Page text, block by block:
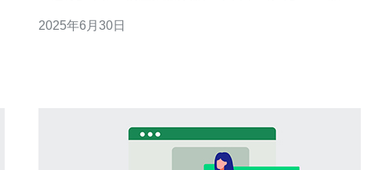
来西亚的VPS服务商，帮助您选择最适合您需求的服务
2025年6月30日